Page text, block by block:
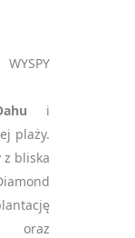
notifications_active
i
plaży.
z bliska